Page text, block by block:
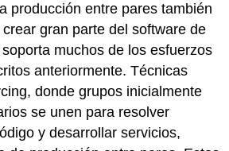
producción entre pares también
gran parte del software de
muchos de los esfuerzos
anteriormente. Técnicas
donde grupos inicialmente
se unen para resolver
y desarrollar servicios,